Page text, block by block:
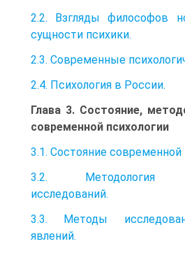
2.2. Взгляды философов
сущности психики.
2.3. Современные
2.4. Психология в России.
Глава 3. Состояние,
современной психологии
3.1. Состояние современной
3.2. Методология
исследований.
3.3. Методы
явлений.